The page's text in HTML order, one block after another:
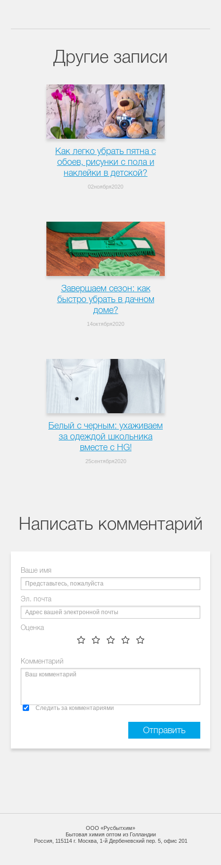
Другие записи
Как легко убрать пятна с
обоев, рисунки с пола и
наклейки в детской?
02ноября2020
Завершаем сезон: как
быстро убрать в дачном
доме?
14октября2020
Белый с черным: ухаживаем
за одеждой школьника
вместе с HG!
25сентября2020
Написать комментарий
Ваше имя
Эл. почта
Оценка
Комментарий
Следить за комментариями
ООО «Русбытхим»
Бытовая химия оптом из Голландии
Россия, 115114 г. Москва, 1-й Дербеневский пер. 5, офис 201